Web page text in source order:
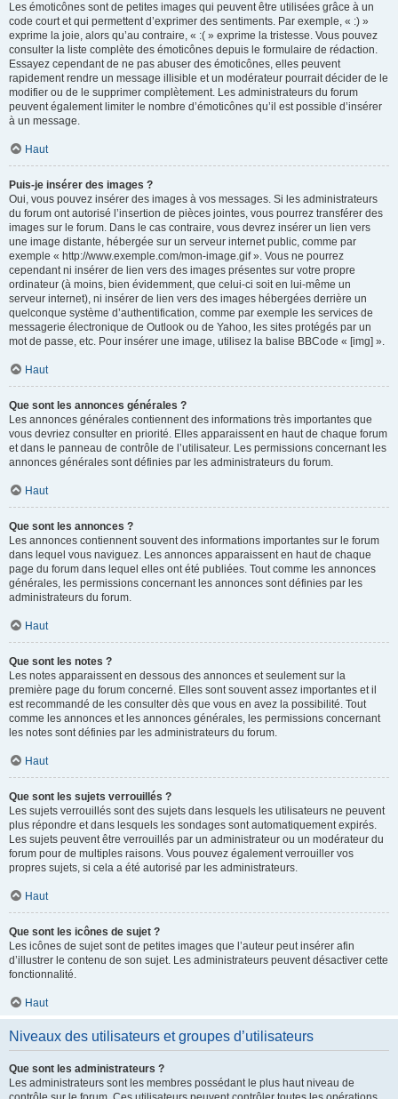
Les émoticônes sont de petites images qui peuvent être utilisées grâce à un
code court et qui permettent d’exprimer des sentiments. Par exemple, « :) »
exprime la joie, alors qu’au contraire, « :( » exprime la tristesse. Vous pouvez
consulter la liste complète des émoticônes depuis le formulaire de rédaction.
Essayez cependant de ne pas abuser des émoticônes, elles peuvent
rapidement rendre un message illisible et un modérateur pourrait décider de le
modifier ou de le supprimer complètement. Les administrateurs du forum
peuvent également limiter le nombre d’émoticônes qu’il est possible d’insérer
à un message.
Haut
Puis-je insérer des images ?
Oui, vous pouvez insérer des images à vos messages. Si les administrateurs
du forum ont autorisé l’insertion de pièces jointes, vous pourrez transférer des
images sur le forum. Dans le cas contraire, vous devrez insérer un lien vers
une image distante, hébergée sur un serveur internet public, comme par
exemple « http://www.exemple.com/mon-image.gif ». Vous ne pourrez
cependant ni insérer de lien vers des images présentes sur votre propre
ordinateur (à moins, bien évidemment, que celui-ci soit en lui-même un
serveur internet), ni insérer de lien vers des images hébergées derrière un
quelconque système d’authentification, comme par exemple les services de
messagerie électronique de Outlook ou de Yahoo, les sites protégés par un
mot de passe, etc. Pour insérer une image, utilisez la balise BBCode « [img] ».
Haut
Que sont les annonces générales ?
Les annonces générales contiennent des informations très importantes que
vous devriez consulter en priorité. Elles apparaissent en haut de chaque forum
et dans le panneau de contrôle de l’utilisateur. Les permissions concernant les
annonces générales sont définies par les administrateurs du forum.
Haut
Que sont les annonces ?
Les annonces contiennent souvent des informations importantes sur le forum
dans lequel vous naviguez. Les annonces apparaissent en haut de chaque
page du forum dans lequel elles ont été publiées. Tout comme les annonces
générales, les permissions concernant les annonces sont définies par les
administrateurs du forum.
Haut
Que sont les notes ?
Les notes apparaissent en dessous des annonces et seulement sur la
première page du forum concerné. Elles sont souvent assez importantes et il
est recommandé de les consulter dès que vous en avez la possibilité. Tout
comme les annonces et les annonces générales, les permissions concernant
les notes sont définies par les administrateurs du forum.
Haut
Que sont les sujets verrouillés ?
Les sujets verrouillés sont des sujets dans lesquels les utilisateurs ne peuvent
plus répondre et dans lesquels les sondages sont automatiquement expirés.
Les sujets peuvent être verrouillés par un administrateur ou un modérateur du
forum pour de multiples raisons. Vous pouvez également verrouiller vos
propres sujets, si cela a été autorisé par les administrateurs.
Haut
Que sont les icônes de sujet ?
Les icônes de sujet sont de petites images que l’auteur peut insérer afin
d’illustrer le contenu de son sujet. Les administrateurs peuvent désactiver cette
fonctionnalité.
Haut
Niveaux des utilisateurs et groupes d’utilisateurs
Que sont les administrateurs ?
Les administrateurs sont les membres possédant le plus haut niveau de